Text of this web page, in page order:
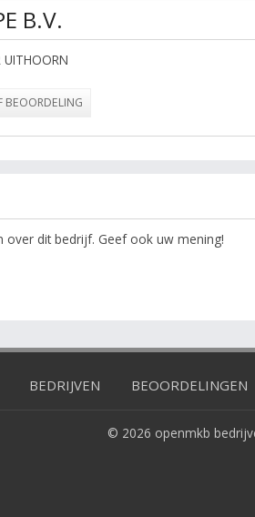
B.V.
UITHOORN
BEOORDELING
over dit bedrijf. Geef ook uw mening!
BEDRIJVEN BEOORDELINGEN
© 2026 openmkb